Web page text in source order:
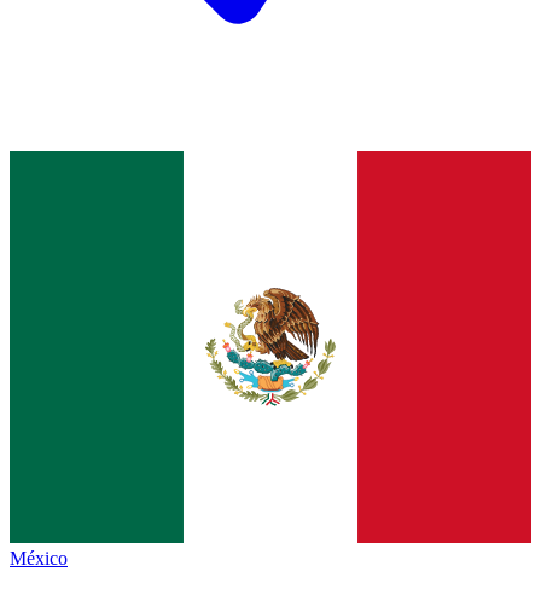
México